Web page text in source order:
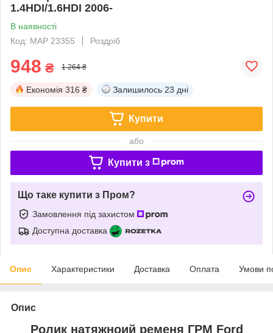
1.4HDI/1.6HDI 2006-
В наявності
Код: MAP 23355
Роздріб
948 ₴ 1 264 ₴
Економія 316 ₴ Залишилось 23 дні
Купити
або
Купити з
Що таке купити з Пром?
Замовлення під захистом
Доступна доставка
Опис Характеристики Доставка Оплата Умови
Опис
Ролик натяжноий ременя ГРМ Ford